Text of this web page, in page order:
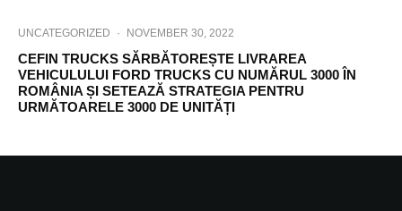
UNCATEGORIZED · NOVEMBER 30, 2022
CEFIN TRUCKS SĂRBĂTOREȘTE LIVRAREA
VEHICULULUI FORD TRUCKS CU NUMĂRUL 3000 ÎN
ROMÂNIA ȘI SETEAZĂ STRATEGIA PENTRU
URMĂTOARELE 3000 DE UNITĂȚI